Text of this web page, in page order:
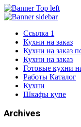
Ссылка 1
Кухни на заказ
Кухни на заказ
Кухни на заказ
Готовые кухни
Работы Каталог
Кухни
Шкафы купе
Archives